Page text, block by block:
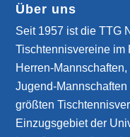
Über uns
Seit 1957 ist die TTG
Tischtennisvereine im
Herren-
Jugend-
größten
Einzugsgebiet der